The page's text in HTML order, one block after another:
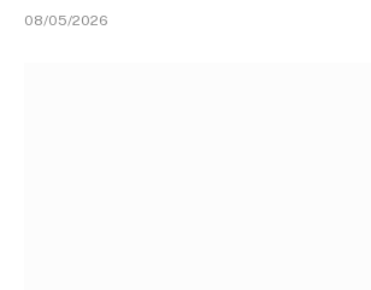
08/05/2026